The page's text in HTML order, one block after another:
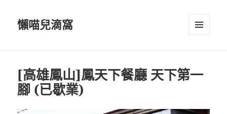
懶喵兒滴窩
[高雄鳳山]鳳天下餐廳 天下第一
腳 (已歇業)